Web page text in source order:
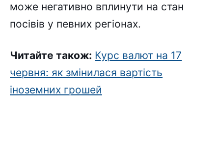
може негативно вплинути на стан
посівів у певних регіонах.
Читайте також: Курс валют на 17
червня: як змінилася вартість
іноземних грошей